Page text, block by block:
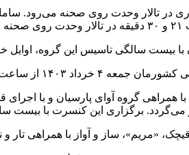
در تالار وحدت روی صحنه می‌رود.
همراهی گروه آوای پارسیان و با